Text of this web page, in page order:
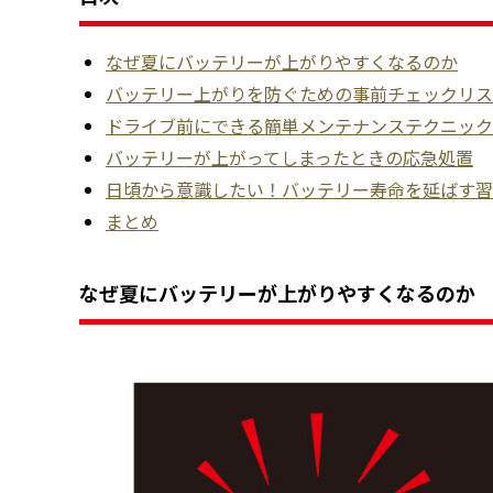
なぜ夏にバッテリーが上がりやすくなるのか
バッテリー上がりを防ぐための事前チェックリ
ドライブ前にできる簡単メンテナンステクニック
バッテリーが上がってしまったときの応急処置
日頃から意識したい！バッテリー寿命を延ばす
まとめ
なぜ夏にバッテリーが上がりやすくなるのか